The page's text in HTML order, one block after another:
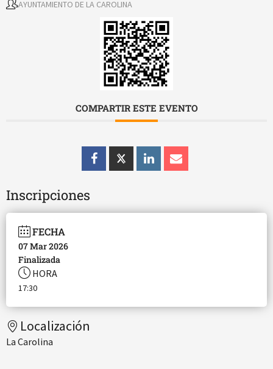
AYUNTAMIENTO DE LA CAROLINA
COMPARTIR ESTE EVENTO
Inscripciones
FECHA
07 Mar 2026
Finalizada
HORA
17:30
Localización
La Carolina